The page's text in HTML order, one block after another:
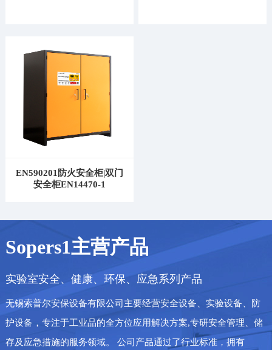
EN590201防火安全柜|双门
安全柜EN14470-1
Sopers1主营产品
实验室安全、健康、环保、应急系列产品
无锡索普尔安保设备有限公司主要经营安全设备、实验设备、防
护设备，专注于工业品的全方位应用解决方案,专研安全管理、储
存及应急措施的服务领域。 公司产品通过了行业标准，拥有